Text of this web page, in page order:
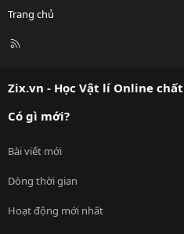
Trang chủ
R
Zix.vn - Học Vật lí Online
Có gì mới?
Bài viết mới
Dòng thời gian
Hoạt động mới nhất